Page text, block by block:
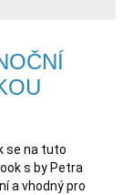
se na tuto
s by Petra
a vhodný pro